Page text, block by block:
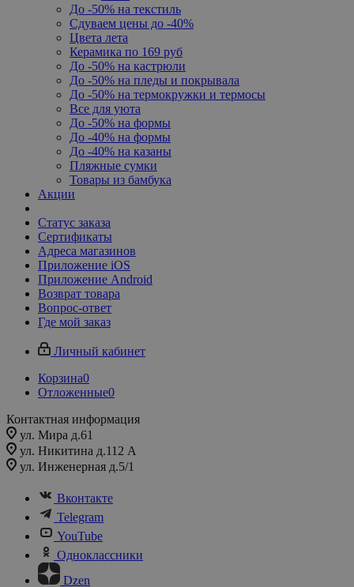
До -50% на текстиль
Сдуваем цены до -40%
Цвета лета
Керамика по 169 руб
До -50% на кастрюли
До -50% на пледы и покрывала
До -50% на термокружки и термосы
Все для уюта
До -50% на формы
До -40% на формы
До -40% на казаны
Пляжные сумки
Товары из бамбука
Акции
Статус заказа
Сертификаты
Адреса магазинов
Приложение iOS
Приложение Android
Возврат товара
Вопрос-ответ
Где мой заказ
Личный кабинет
Корзина0
Отложенные0
Контактная информация
ул. Мира д.61
ул. Никитина д.112 А
ул. Инженерная д.5/1
Вконтакте
Telegram
YouTube
Одноклассники
Dzen